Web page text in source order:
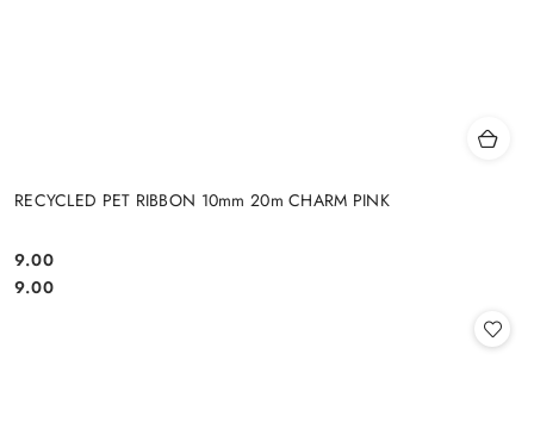
RECYCLED PET RIBBON 10mm 20m CHARM PINK
Cena:
9.00
Cena:
9.00